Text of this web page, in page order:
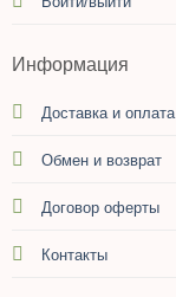
Информация
Доставка и оплата
Обмен и возврат
Договор оферты
Контакты